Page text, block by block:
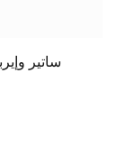
ساتير